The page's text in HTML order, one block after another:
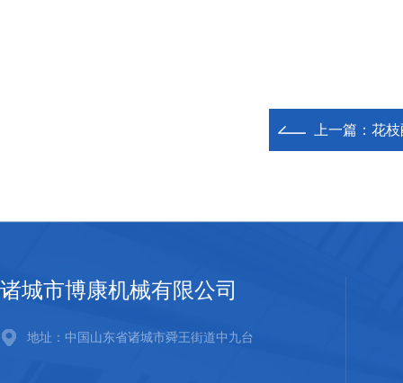
上一篇： 花
诸城市博康机械有限公司
地址：中国山东省诸城市舜王街道中九台